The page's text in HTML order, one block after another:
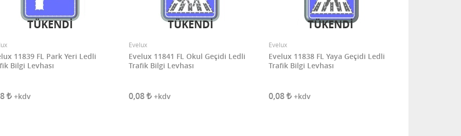
11839 FL Park Yeri Ledli
Bilgi Levhası
+kdv
TÜKENDİ
Evelux
Evelux 11841 FL Okul Geçidi Ledli
Trafik Bilgi Levhası
0,08 +kdv
TÜKENDİ
Evelux
Evelux 11838 FL Yaya Geçidi Ledli
Trafik Bilgi Levhası
0,08 +kdv
TÜKENDİ